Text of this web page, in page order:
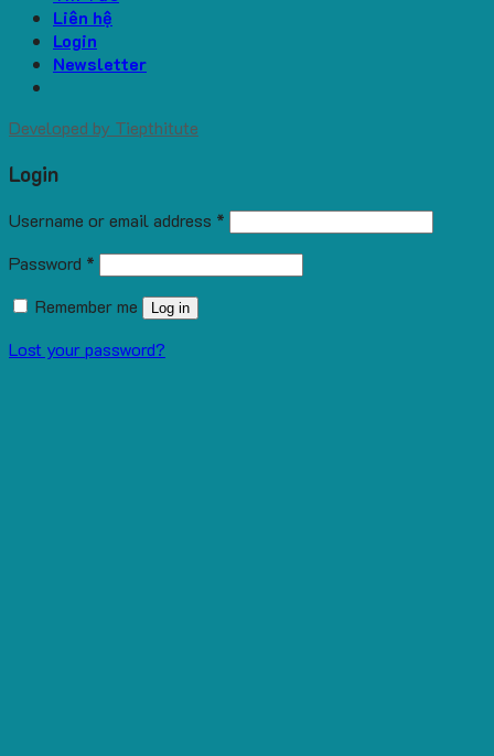
Liên hệ
Login
Newsletter
Developed by Tiepthitute
Login
Username or email address *
Password *
Remember me
Log in
Lost your password?